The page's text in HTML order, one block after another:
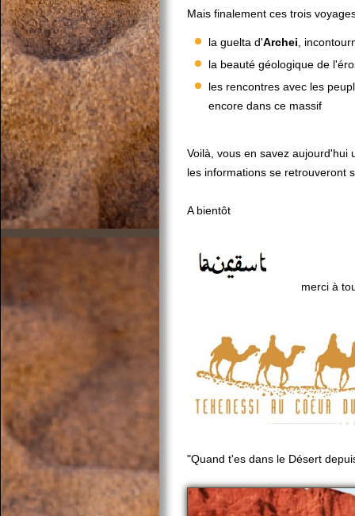
Mais finalement ces trois
la guelta d'Archei ,
la beauté géologique de
les rencontres avec les
encore dans ce massif
Voilà, vous en savez aujourd'hui
les informations se retrouveront
A bientôt
merci à
"Quand t'es dans le Désert